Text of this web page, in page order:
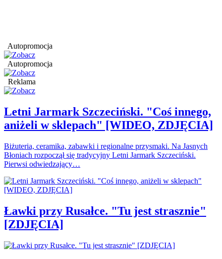
Autopromocja
Autopromocja
Reklama
Letni Jarmark Szczeciński. "Coś innego,
aniżeli w sklepach" [WIDEO, ZDJĘCIA]
Biżuteria, ceramika, zabawki i regionalne przysmaki. Na Jasnych
Błoniach rozpoczął się tradycyjny Letni Jarmark Szczeciński.
Pierwsi odwiedzający…
Ławki przy Rusałce. "Tu jest strasznie"
[ZDJĘCIA]